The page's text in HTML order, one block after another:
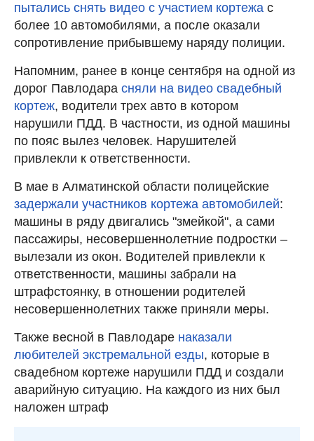
пытались снять видео с участием кортежа с
более 10 автомобилями, а после оказали
сопротивление прибывшему наряду полиции.
Напомним, ранее в конце сентября на одной из
дорог Павлодара сняли на видео свадебный
кортеж, водители трех авто в котором
нарушили ПДД. В частности, из одной машины
по пояс вылез человек. Нарушителей
привлекли к ответственности.
В мае в Алматинской области полицейские
задержали участников кортежа автомобилей:
машины в ряду двигались "змейкой", а сами
пассажиры, несовершеннолетние подростки –
вылезали из окон. Водителей привлекли к
ответственности, машины забрали на
штрафстоянку, в отношении родителей
несовершеннолетних также приняли меры.
Также весной в Павлодаре наказали
любителей экстремальной езды, которые в
свадебном кортеже нарушили ПДД и создали
аварийную ситуацию. На каждого из них был
наложен штраф